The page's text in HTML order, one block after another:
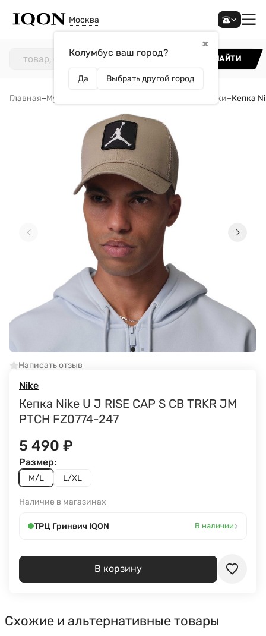
Москва
✖
Колумбус ваш город?
Да Выбрать другой город
НАЙТИ
Главная–Мужчинам Кепки и бейсболки–Кепка
Написать отзыв
Nike
Кепка Nike U J RISE CAP S CB TRKR JM
PTCH FZ0774-247
5 490 ₽
M/L L/XL
Размер:
Наличие в магазинах
ТРЦ Гринвич IQON В наличии›
В корзину
Схожие и альтернативные товары